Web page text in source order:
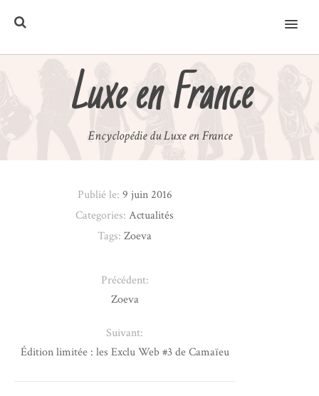
MENU
Luxe en France
Encyclopédie du Luxe en France
Publié le: 9 juin 2016
Categories:Actualités
Tags:Zoeva
Précédent:
Zoeva
Suivant:
Édition limitée : les Exclu Web #3 de Camaïeu